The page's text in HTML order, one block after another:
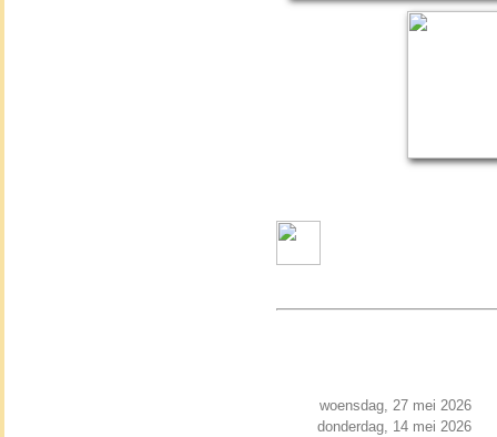
woensdag, 27 mei 2026
donderdag, 14 mei 2026